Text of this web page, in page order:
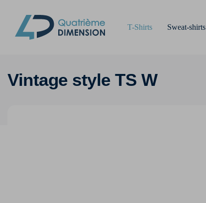
T-Shirts Sweat-shirts
Vintage style TS W